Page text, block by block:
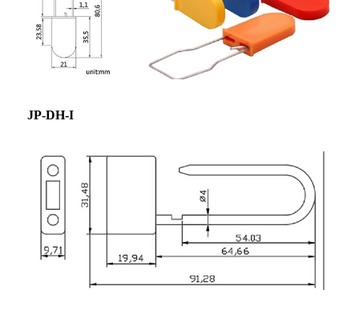
JP-DH-I